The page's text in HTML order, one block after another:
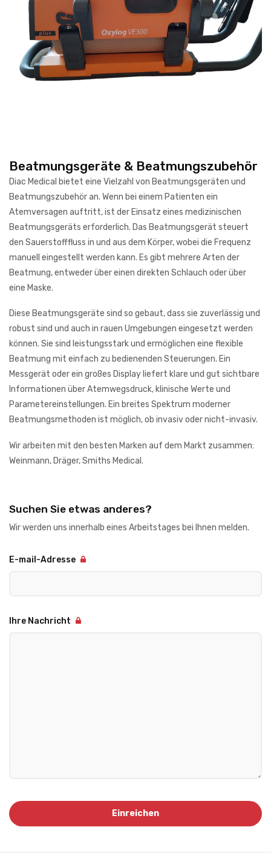
Beatmungsgeräte & Beatmungszubehör
Diac Medical bietet eine Vielzahl von Beatmungsgeräten und
Beatmungszubehör an. Wenn bei einem Patienten ein
Atemversagen auftritt, ist der Einsatz eines medizinischen
Beatmungsgeräts erforderlich. Das Beatmungsgerät steuert
den Sauerstofffluss in und aus dem Körper, wobei die Frequenz
manuell eingestellt werden kann. Es gibt mehrere Arten der
Beatmung, entweder über einen direkten Schlauch oder über
eine Maske.
Diese Beatmungsgeräte sind so gebaut, dass sie zuverlässig und
robust sind und auch in rauen Umgebungen eingesetzt werden
können. Sie sind leistungsstark und ermöglichen eine flexible
Beatmung mit einfach zu bedienenden Steuerungen. Ein
Messgerät oder ein großes Display liefert klare und gut sichtbare
Informationen über Atemwegsdruck, klinische Werte und
Parametereinstellungen. Ein breites Spektrum moderner
Beatmungsmethoden ist möglich, ob invasiv oder nicht-invasiv.
Wir arbeiten mit den besten Marken auf dem Markt zusammen:
Weinmann, Dräger, Smiths Medical.
Suchen Sie etwas anderes?
Wir werden uns innerhalb eines Arbeitstages bei Ihnen melden.
E-mail-Adresse
Ihre Nachricht